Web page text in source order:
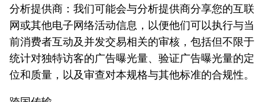
分析提供商：我们可能会与分析提供商分享您的互联
网或其他电子网络活动信息，以便他们可以执行与当
前消费者互动及并发交易相关的审核，包括但不限于
统计对独特访客的广告曝光量、验证广告曝光量的定
位和质量，以及审查对本规格与其他标准的合规性。